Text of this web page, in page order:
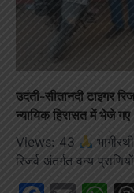
उदंती-सीतानदी टाइगर
न्यायिक हिरासत में भेजे गए
Views: 43
रिजर्व अंतर्गत वन्य